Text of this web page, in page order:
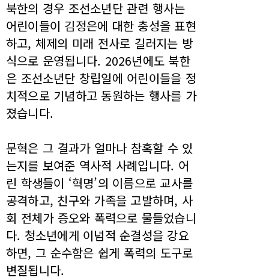
북한의 경우 조선소년단 관련 행사는
어린이들이 김정은에 대한 충성을 표현
하고, 체제의 미래 전사로 길러지는 방
식으로 운영됩니다. 2026년에도 북한
은 조선소년단 창립일에 어린이들을 정
치적으로 기념하고 동원하는 행사를 가
졌습니다.
문혁은 그 결과가 얼마나 참혹할 수 있
는지를 보여준 역사적 사례입니다. 어
린 학생들이 ‘혁명’의 이름으로 교사를
공격하고, 친구와 가족을 고발하며, 사
회 전체가 증오와 폭력으로 물들었습니
다. 청소년에게 이념적 순결성을 강요
하면, 그 순수함은 쉽게 폭력의 도구로
변질됩니다.